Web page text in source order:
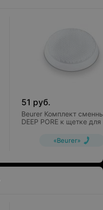
51 руб.
Beurer Комплект
DEEP PORE к щетке
«Beurer»